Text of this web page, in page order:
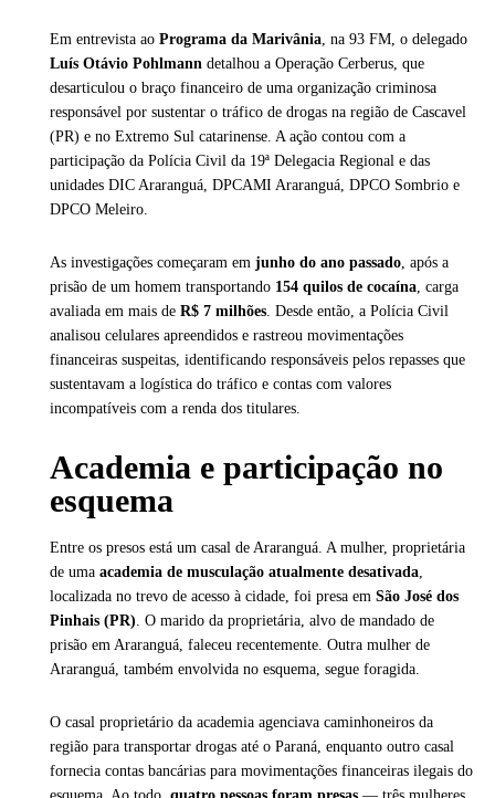
Em entrevista ao Programa da Marivânia, na 93 FM, o delegado
Luís Otávio Pohlmann detalhou a Operação Cerberus, que
desarticulou o braço financeiro de uma organização criminosa
responsável por sustentar o tráfico de drogas na região de Cascavel
(PR) e no Extremo Sul catarinense. A ação contou com a
participação da Polícia Civil da 19ª Delegacia Regional e das
unidades DIC Araranguá, DPCAMI Araranguá, DPCO Sombrio e
DPCO Meleiro.
As investigações começaram em junho do ano passado, após a
prisão de um homem transportando 154 quilos de cocaína, carga
avaliada em mais de R$ 7 milhões. Desde então, a Polícia Civil
analisou celulares apreendidos e rastreou movimentações
financeiras suspeitas, identificando responsáveis pelos repasses que
sustentavam a logística do tráfico e contas com valores
incompatíveis com a renda dos titulares.
Academia e participação no
esquema
Entre os presos está um casal de Araranguá. A mulher, proprietária
de uma academia de musculação atualmente desativada,
localizada no trevo de acesso à cidade, foi presa em São José dos
Pinhais (PR). O marido da proprietária, alvo de mandado de
prisão em Araranguá, faleceu recentemente. Outra mulher de
Araranguá, também envolvida no esquema, segue foragida.
O casal proprietário da academia agenciava caminhoneiros da
região para transportar drogas até o Paraná, enquanto outro casal
fornecia contas bancárias para movimentações financeiras ilegais do